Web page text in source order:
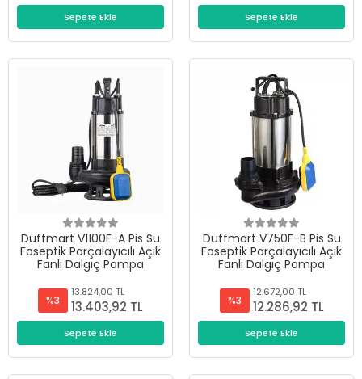
Sepete Ekle Sepete Ekle
Duffmart V1100F-A Pis Su
Foseptik Parçalayıcılı Açık
Fanlı Dalgıç Pompa
%3
13.824,00 TL
13.403,92 TL
Sepete Ekle
Duffmart V750F-B Pis Su
Foseptik Parçalayıcılı Açık
Fanlı Dalgıç Pompa
%3
12.672,00 TL
12.286,92 TL
Sepete Ekle